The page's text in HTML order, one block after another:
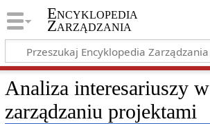
Encyklopedia
Zarządzania
Analiza interesariuszy w
zarządzaniu projektami